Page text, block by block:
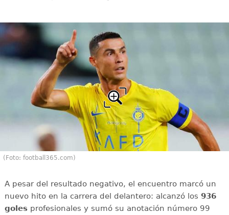
(Foto: football365.com)
A pesar del resultado negativo, el encuentro marcó un
nuevo hito en la carrera del delantero: alcanzó los 936
golesprofesionales y sumó su anotación número 99